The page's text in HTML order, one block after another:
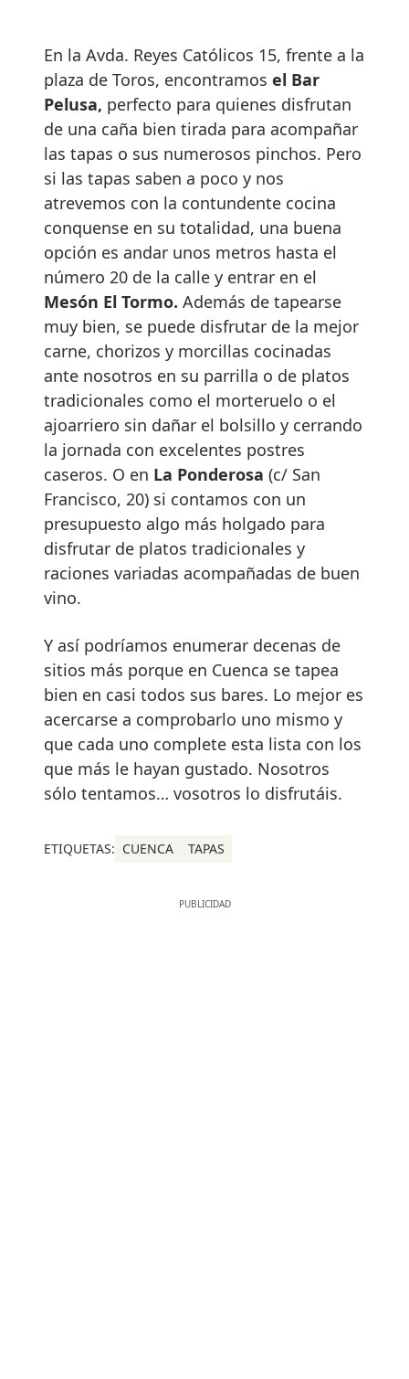
En la Avda. Reyes Católicos 15, frente a la
plaza de Toros, encontramos el Bar
Pelusa, perfecto para quienes disfrutan
de una caña bien tirada para acompañar
las tapas o sus numerosos pinchos. Pero
si las tapas saben a poco y nos
atrevemos con la contundente cocina
conquense en su totalidad, una buena
opción es andar unos metros hasta el
número 20 de la calle y entrar en el
Mesón El Tormo. Además de tapearse
muy bien, se puede disfrutar de la mejor
carne, chorizos y morcillas cocinadas
ante nosotros en su parrilla o de platos
tradicionales como el morteruelo o el
ajoarriero sin dañar el bolsillo y cerrando
la jornada con excelentes postres
caseros. O en La Ponderosa (c/ San
Francisco, 20) si contamos con un
presupuesto algo más holgado para
disfrutar de platos tradicionales y
raciones variadas acompañadas de buen
vino.
Y así podríamos enumerar decenas de
sitios más porque en Cuenca se tapea
bien en casi todos sus bares. Lo mejor es
acercarse a comprobarlo uno mismo y
que cada uno complete esta lista con los
que más le hayan gustado. Nosotros
sólo tentamos… vosotros lo disfrutáis.
ETIQUETAS: CUENCA TAPAS